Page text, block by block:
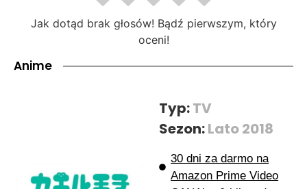
Jak dotąd brak głosów! Bądź pierwszym, który
oceni!
Anime
Typ:TV
Sezon:Lato 2018
30 dni za darmo na
Amazon Prime Video